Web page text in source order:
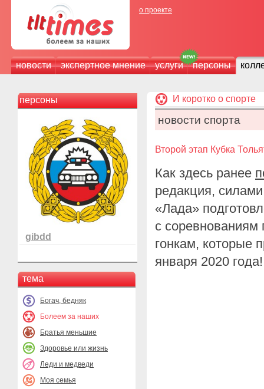
о проекте
новости экспертное мнение услуги персоны
персоны
gibdd
тема
Богач, бедняк
Болеем за наших
Братья меньшие
Здоровье или жизнь
Леди и медведи
Моя семья
И коротко о спорте
новости спорта
Второй этап Кубка
Как здесь ранее
редакция,
«Лада»
с
гонкам, которые
января 2020 года!